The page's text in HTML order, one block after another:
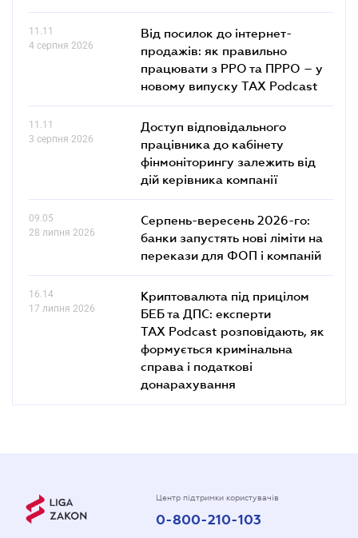
11.11
4 серпня 2026
Від посилок до інтернет-
продажів: як правильно
працювати з РРО та ПРРО – у
новому випуску TAX Podcast
11.11
3 серпня 2026
Доступ відповідального
працівника до кабінету
фінмоніторингу залежить від
дій керівника компанії
09.05
28 липня 2026
Серпень-вересень 2026-го:
банки запустять нові ліміти на
перекази для ФОП і компаній
16.14
17 липня 2026
Криптовалюта під прицілом
БЕБ та ДПС: експерти
TAX Podcast розповідають, як
формується кримінальна
справа і податкові
донарахування
Центр підтримки користувачів
0-800-210-103